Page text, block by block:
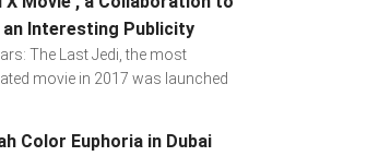
an Interesting Publicity
The Last Jedi, the most
movie in 2017 was launched
Color Euphoria in Dubai